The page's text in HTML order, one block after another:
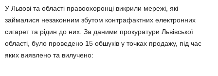
У Львові та області правоохоронці викрили мережі, які
займалися незаконним збутом контрафактних електронних
сигарет та рідин до них. За даними прокуратури Львівської
області, було проведено 15 обшуків у точках продажу, під час
яких виявлено та вилучено: